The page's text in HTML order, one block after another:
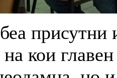
присутни
кои